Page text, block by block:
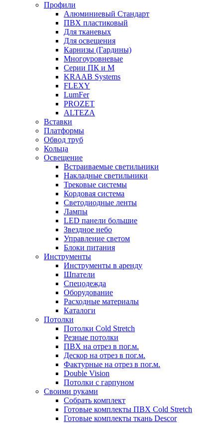
Профили
Алюминиевый Стандарт
ПВХ пластиковый
Для тканевых
Для освещения
Карнизы (Гардины)
Многоуровневые
Серии ПК и М
KRAAB Systems
FLEXY
LumFer
PROZET
ALTEZA
Вставки
Платформы
Обвод труб
Кольца
Освещение
Встраиваемые светильники
Накладные светильники
Трековые системы
Кордовая система
Светодиодные ленты
Лампы
LED панели большие
Звездное небо
Управление светом
Блоки питания
Инструменты
Инструменты в аренду
Шпатели
Спецодежда
Оборудование
Расходные материалы
Каталоги
Потолки
Потолки Cold Stretch
Резные потолки
ПВХ на отрез в пог.м.
Дескор на отрез в пог.м.
Фактурные на отрез в пог.м.
Double Vision
Потолки с гарпуном
Своими руками
Собрать комплект
Готовые комплекты ПВХ Cold Stretch
Готовые комплекты ткань Descor